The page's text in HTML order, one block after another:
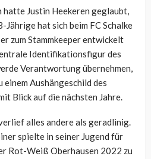
hatte Justin Heekeren geglaubt,
hat sich beim FC Schalke
zum Stammkeeper entwickelt
Identifikationsfigur des
Verantwortung übernehmen,
einem Aushängeschild des
Blick auf die nächsten Jahre.
alles andere als geradlinig.
spielte in seiner Jugend für
Rot-Weiß Oberhausen 2022 zu